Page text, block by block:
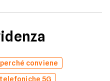
conviene
5G